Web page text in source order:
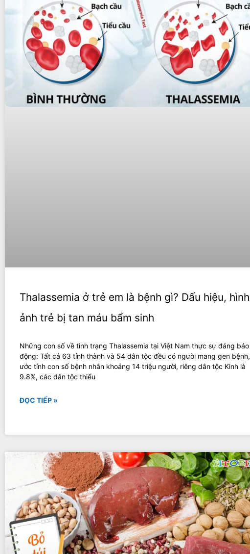
Thalassemia ở trẻ em là bệnh gì? Dấu hiệu, hình
ảnh trẻ bị tan máu bẩm sinh
Những con số về tình trạng Thalassemia tại Việt Nam thực sự đáng báo
động: Tất cả 63 tỉnh thành và 54 dân tộc đều có người mang gen bệnh,
ước tính con số bệnh nhân khoảng 14 triệu người, riêng dân tộc Kinh là
9.8%, các dân tộc thiểu
ĐỌC TIẾP »